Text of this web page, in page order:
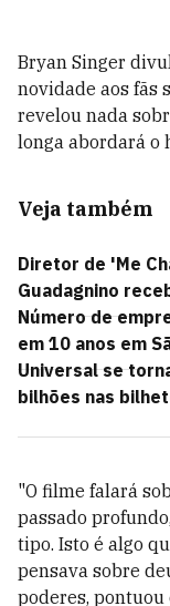
Bryan Singer
novidade aos fãs
revelou nada
longa abordará o
Veja também
Diretor de 'Me
Guadagnino
Número de
em 10 anos em
Universal se
bilhões nas
"O filme falará
passado
tipo. Isto é algo
pensava sobre
poderes,